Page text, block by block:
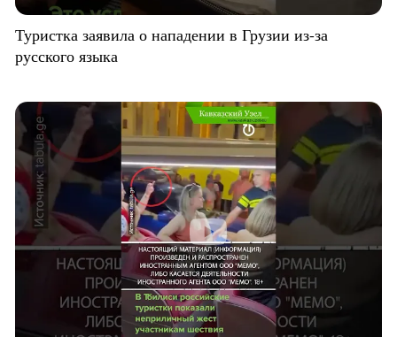
Туристка заявила о нападении в Грузии из-за
русского языка